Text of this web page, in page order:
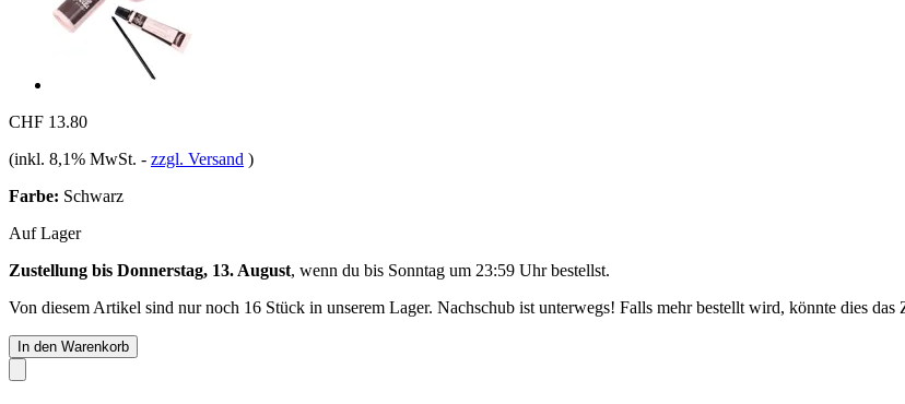
CHF 13.80
(inkl. 8,1% MwSt. - zzgl. Versand )
Farbe: Schwarz
Auf Lager
Zustellung bis Donnerstag, 13. August, wenn du bis Sonntag um 23:59 Uhrbestellst.
Von diesem Artikel sind nur noch 16 Stück in unserem Lager. Nachschub ist unterwegs! Falls mehr bestellt wird, könnte dies das
In den Warenkorb